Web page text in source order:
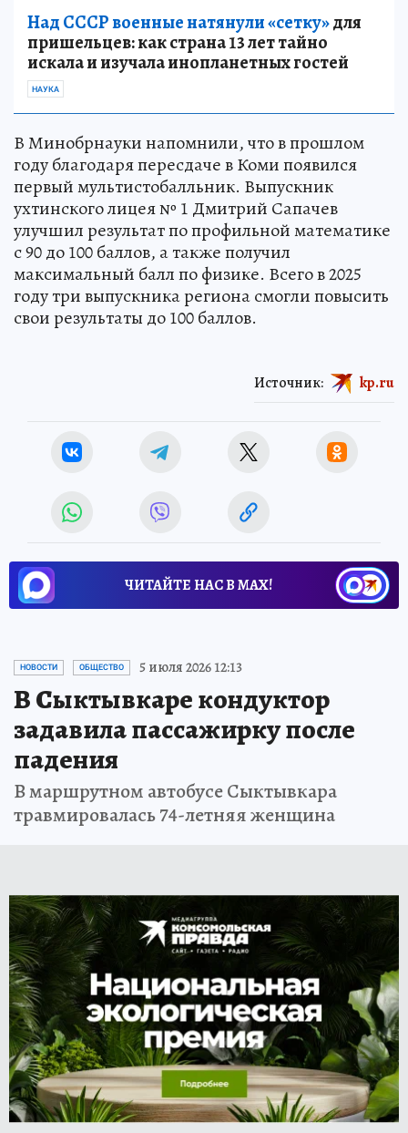
Над СССР военные натянули «сетку»для
пришельцев: как страна 13 лет тайно
искала и изучала инопланетных гостей
НАУКА
В Минобрнауки напомнили, что в прошлом
году благодаря пересдаче в Коми появился
первый мультистобалльник. Выпускник
ухтинского лицея № 1 Дмитрий Сапачев
улучшил результат по профильной математике
с 90 до 100 баллов, а также получил
максимальный балл по физике. Всего в 2025
году три выпускника региона смогли повысить
свои результаты до 100 баллов.
Источник: kp.ru
ЧИТАЙТЕ НАС В МАХ!
НОВОСТИ ОБЩЕСТВО 5 июля 2026 12:13
В Сыктывкаре кондуктор
задавила пассажирку после
падения
В маршрутном автобусе Сыктывкара
травмировалась 74-летняя женщина